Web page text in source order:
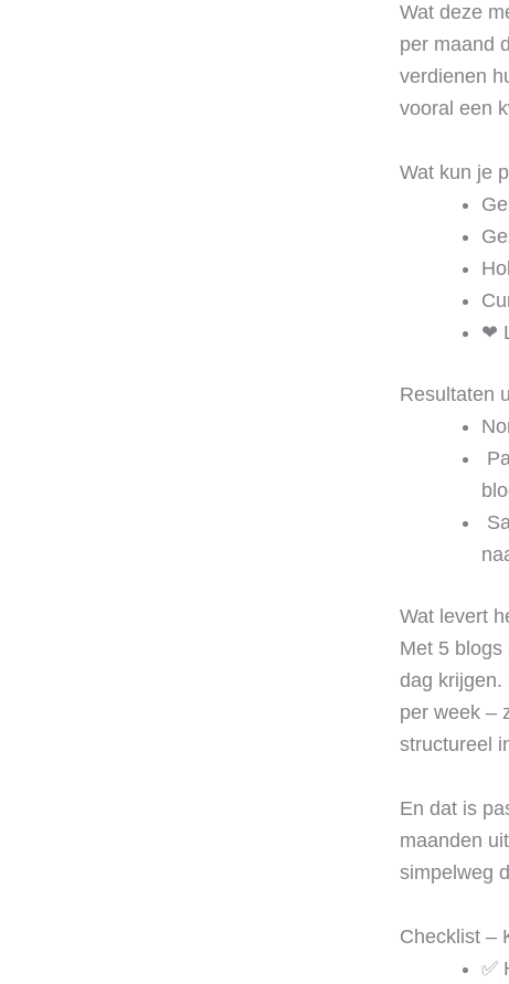
Wat deze
per maand
verdienen
vooral een
Wat kun je
❤
Resultaten
Wat levert
Met 5
dag krijgen.
per week –
structureel
En dat is
maanden
simpelweg
Checklist –
✅